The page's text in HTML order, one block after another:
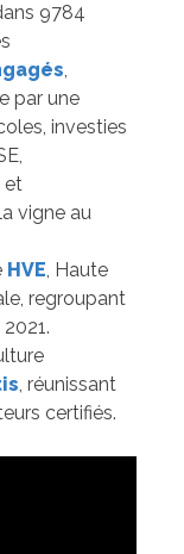
9784
,
par une
investies
et
vigne au
HVE, Haute
regroupant
, réunissant
certifiés.